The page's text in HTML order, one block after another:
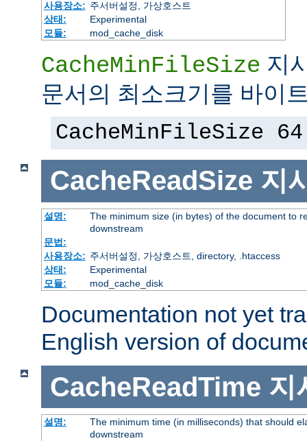
사용장소: 주서버설정, 가상호스트
상태:
Experimental
모듈:
mod_cache_disk
CacheMinFileSize 지
문서의 최소크기를 바이
CacheMinFileSize 64
CacheReadSize 지
설명:
The minimum size (in bytes) of the document to
downstream
문법:
사용장소: 주서버설정, 가상호스트, directory, .htaccess
상태:
Experimental
모듈:
mod_cache_disk
Documentation not yet
English version of
CacheReadTime 지
설명:
The minimum time (in milliseconds) that should
downstream